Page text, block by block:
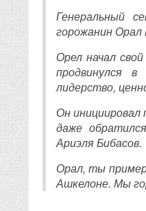
Генеральный
горожанин
Орел начал
продвинулся
лидерство,
Он
даже
Ариэля Бибасов.
Орал, ты
Ашкелоне. Мы